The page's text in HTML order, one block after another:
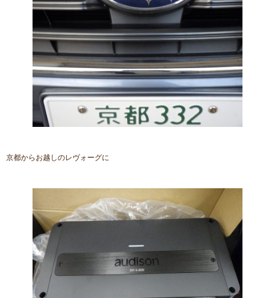
京都からお越しのレヴォーグに